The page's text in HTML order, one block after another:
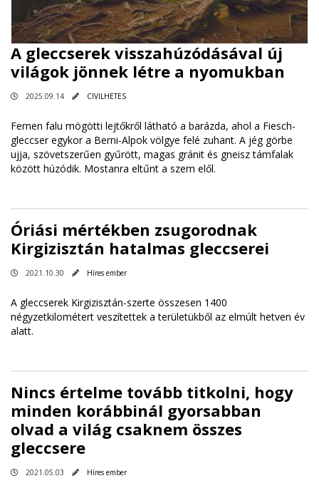
A gleccserek visszahúzódásával új
világok jönnek létre a nyomukban
2025.09.14 CIVILHETES
Fernen falu mögötti lejtőkről látható a barázda, ahol a Fiesch-
gleccser egykor a Berni-Alpok völgye felé zuhant. A jég görbe
ujja, szövetszerűen gyűrött, magas gránit és gneisz támfalak
között húzódik. Mostanra eltűnt a szem elől.
Óriási mértékben zsugorodnak
Kirgizisztán hatalmas gleccserei
2021.10.30 Híres ember
A gleccserek Kirgizisztán-szerte összesen 1400
négyzetkilométert veszítettek a területükből az elmúlt hetven év
alatt.
Nincs értelme tovább titkolni, hogy
minden korábbinál gyorsabban
olvad a világ csaknem összes
gleccsere
2021.05.03 Híres ember